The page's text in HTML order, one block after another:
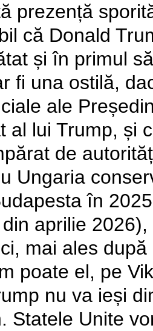
prezență
că Donald
și în primul
fi una ostilă,
ale
al lui Trump, și
de
Ungaria
în
aprilie
mai ales
poate el, pe
nu va ieși
Statele Unite